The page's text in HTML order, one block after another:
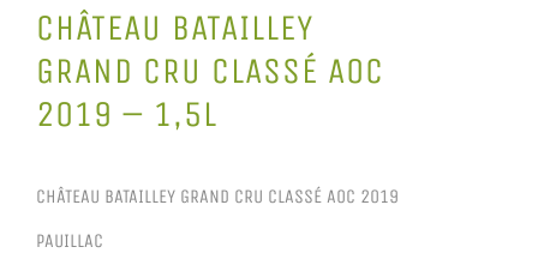
CHÂTEAU BATAILLEY
GRAND CRU CLASSÉ AOC
2019 – 1,5L
CHÂTEAU BATAILLEY GRAND CRU CLASSÉ AOC 2019
PAUILLAC